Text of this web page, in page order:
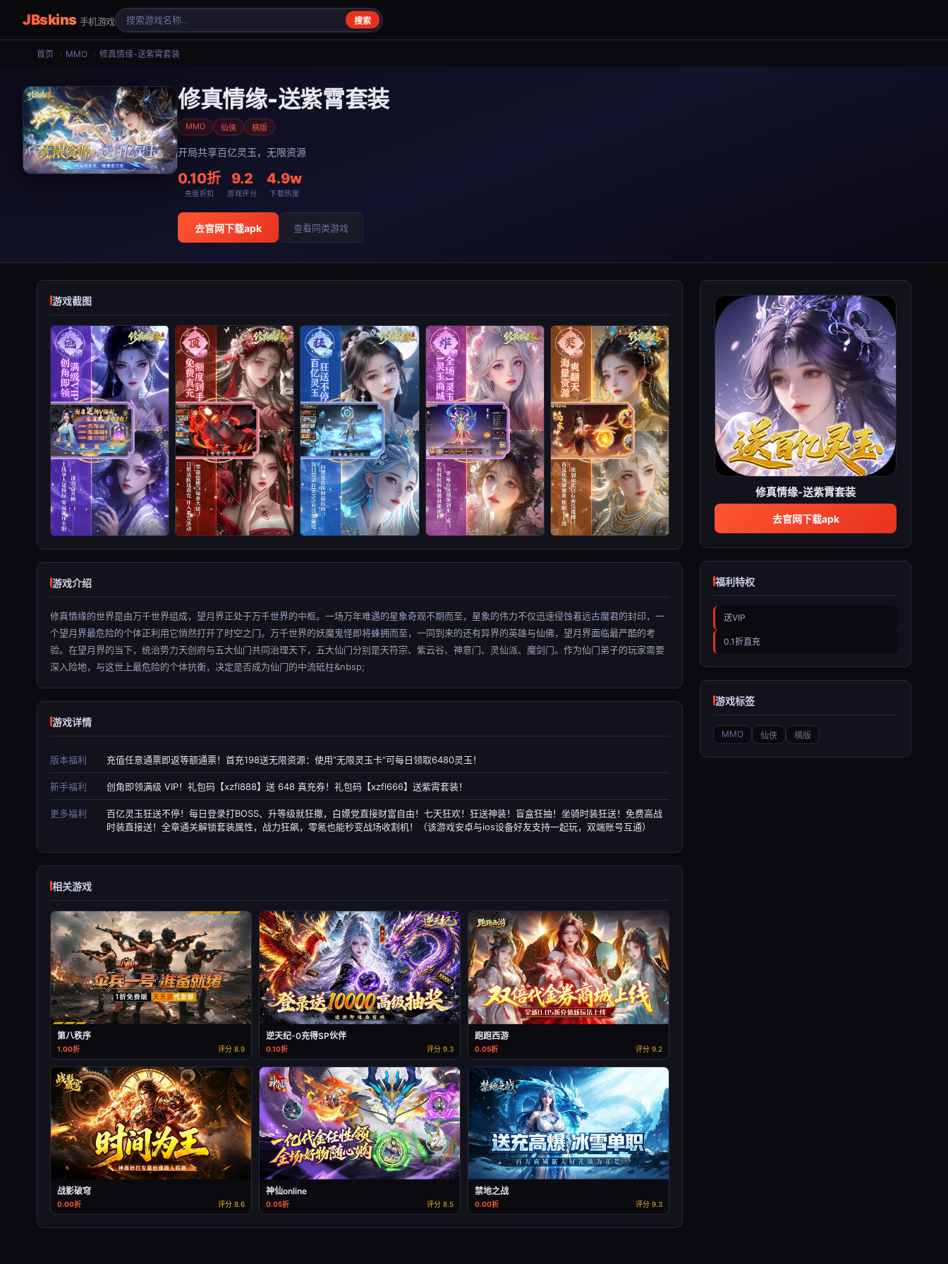
JBskins 手机游戏 搜索
首页 › MMO › 修真情缘-送紫霄套装
修真情缘-送紫霄套装
MMO 仙侠 横版
开局共享百亿灵玉，无限资源
0.10折
充值折扣
9.2
游戏评分
4.9w
下载热度
去官网下载apk 查看同类游戏
游戏截图
游戏介绍
修真情缘的世界是由万千世界组成，望月界正处于万千世界的中枢。一场万年难遇的星象奇观不期而至，星象的伟力不仅迅速侵蚀着远古魔君的封印，一
个望月界最危险的个体正利用它悄然打开了时空之门。万千世界的妖魔鬼怪即将蜂拥而至，一同到来的还有异界的英雄与仙佛，望月界面临最严酷的考
验。在望月界的当下，统治势力天创府与五大仙门共同治理天下，五大仙门分别是天符宗、紫云谷、神意门、灵仙派、魔剑门。作为仙门弟子的玩家需要
深入险地，与这世上最危险的个体抗衡，决定是否成为仙门的中流砥柱&nbsp;
游戏详情
版本福利 充值任意通票即返等额通票！首充198送无限资源：使用“无限灵玉卡”可每日领取6480灵玉！
新手福利 创角即领满级 VIP！礼包码【xzfl888】送 648 真充券！礼包码【xzfl666】送紫霄套装！
更多福利
百亿灵玉狂送不停！每日登录打BOSS、升等级就狂撒，白嫖党直接财富自由！七天狂欢！狂送神装！盲盒狂抽！坐骑时装狂送！免费高战
时装直接送！全章通关解锁套装属性，战力狂飙，零氪也能秒变战场收割机！（该游戏安卓与ios设备好友支持一起玩，双端账号互通）
相关游戏
第八秩序
1.00折 评分 8.9
逆天纪-0充得SP伙伴
0.10折 评分 9.3
跑跑西游
0.05折 评分 9.2
战影破穹
0.00折 评分 8.6
神仙online
0.05折 评分 8.5
禁地之战
0.00折 评分 9.3
修真情缘-送紫霄套装
去官网下载apk
福利特权
送VIP
0.1折直充
游戏标签
MMO 仙侠 横版